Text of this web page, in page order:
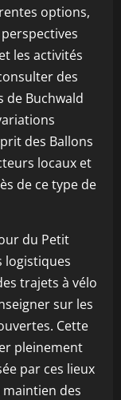
options,
les activités
des
de Buchwald
des Ballons
locaux et
de ce type de
du Petit
logistiques
trajets à vélo
sur les
Cette
pleinement
par ces lieux
des